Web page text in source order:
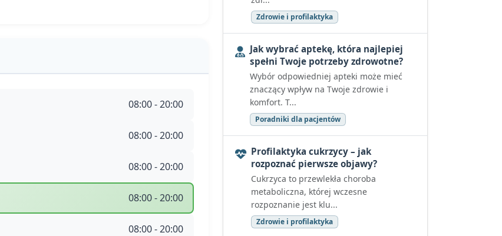
08:00 - 20:00
08:00 - 20:00
08:00 - 20:00
08:00 - 20:00
08:00 - 20:00
Zdrowie i profilaktyka
Jak wybrać aptekę, która najlepiej
spełni Twoje potrzeby zdrowotne?
Wybór odpowiedniej apteki może mieć
znaczący wpływ na Twoje zdrowie i
komfort. T...
Poradniki dla pacjentów
Profilaktyka cukrzycy – jak
rozpoznać pierwsze objawy?
Cukrzyca to przewlekła choroba
metaboliczna, której wczesne
rozpoznanie jest klu...
Zdrowie i profilaktyka